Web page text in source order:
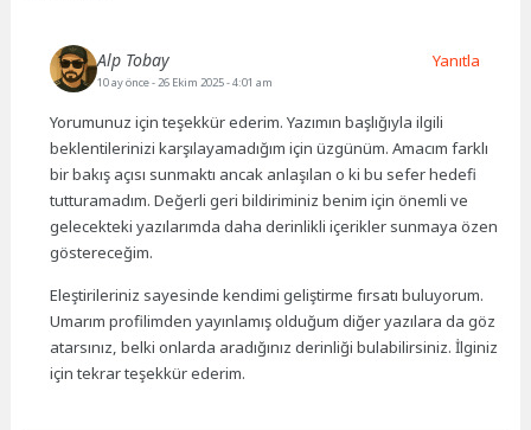
Alp Tobay
10 ay önce- 26 Ekim 2025 - 4:01 am
Yorumunuz için teşekkür ederim. Yazımın başlığıyla ilgili
beklentilerinizi karşılayamadığım için üzgünüm. Amacım farklı
bir bakış açısı sunmaktı ancak anlaşılan o ki bu sefer hedefi
tutturamadım. Değerli geri bildiriminiz benim için önemli ve
gelecekteki yazılarımda daha derinlikli içerikler sunmaya özen
göstereceğim.
Eleştirileriniz sayesinde kendimi geliştirme fırsatı buluyorum.
Umarım profilimden yayınlamış olduğum diğer yazılara da göz
atarsınız, belki onlarda aradığınız derinliği bulabilirsiniz. İlginiz
için tekrar teşekkür ederim.
Yanıtla